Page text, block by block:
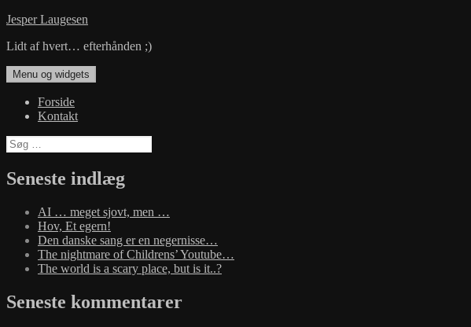
Hop
indhold
Jesper Laugesen
Lidt af hvert… efterhånden ;)
Menu og widgets
Forside
Kontakt
Søg
efter:
Seneste indlæg
AI … meget sjovt, men …
Hov, Et egern!
Den danske sang er en negernisse…
The nightmare of Childrens’ Youtube…
The world is a scary place, but is it..?
Seneste kommentarer